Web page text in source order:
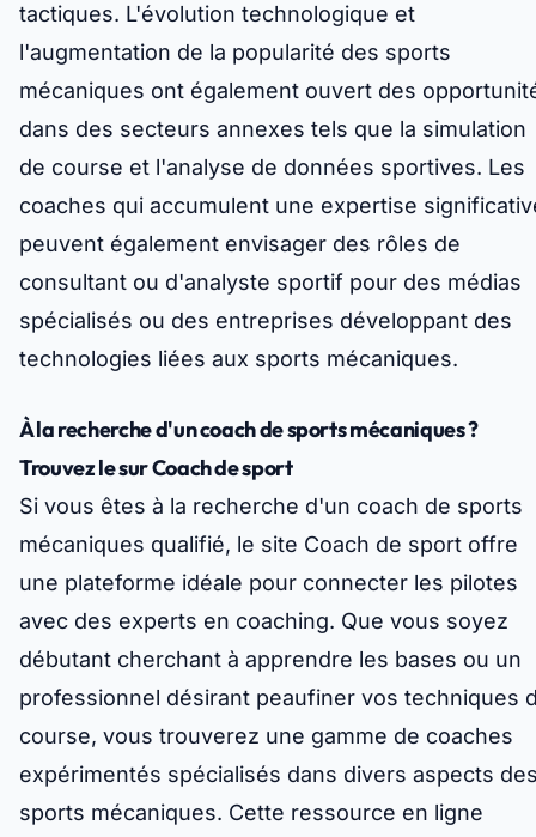
tactiques. L'évolution technologique et
l'augmentation de la popularité des sports
mécaniques ont également ouvert des
dans des secteurs annexes tels que la simulation
de course et l'analyse de données sportives. Les
coaches qui accumulent une expertise
peuvent également envisager des rôles de
consultant ou d'analyste sportif pour des médias
spécialisés ou des entreprises développant des
technologies liées aux sports mécaniques.
À la recherche d'un coach de sports mécaniques ?
Trouvez le sur Coach de sport
Si vous êtes à la recherche d'un coach de sports
mécaniques qualifié, le site Coach de sport offre
une plateforme idéale pour connecter les pilotes
avec des experts en coaching. Que vous soyez
débutant cherchant à apprendre les bases ou un
professionnel désirant peaufiner vos techniques
course, vous trouverez une gamme de coaches
expérimentés spécialisés dans divers aspects
sports mécaniques. Cette ressource en ligne